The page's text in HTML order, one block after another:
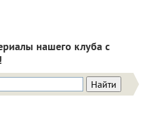
нашего клуба с